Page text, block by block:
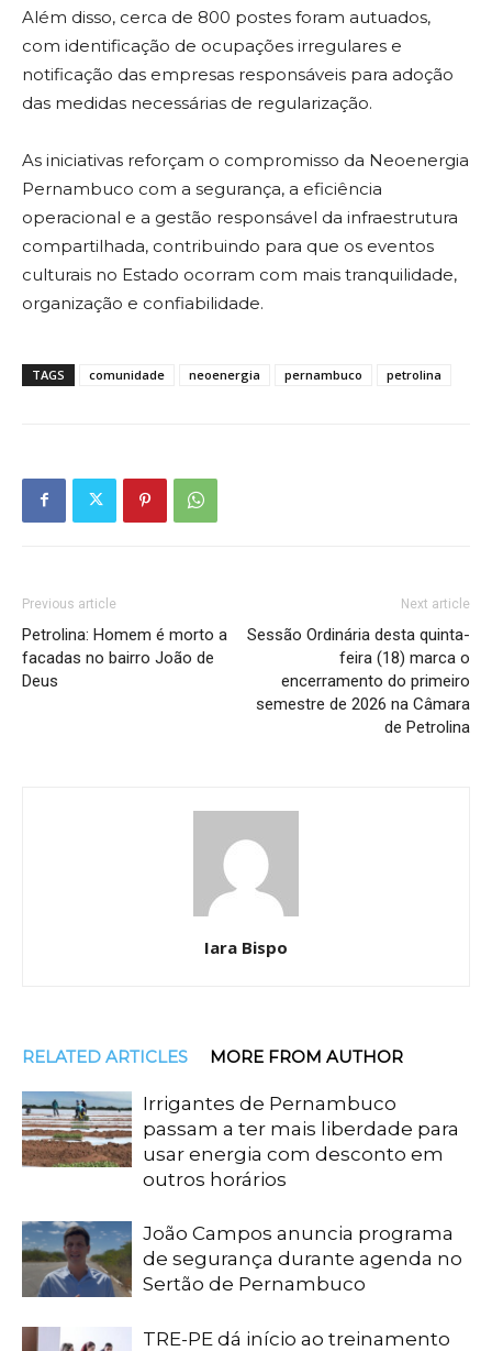
Além disso, cerca de 800 postes foram autuados,
com identificação de ocupações irregulares e
notificação das empresas responsáveis para adoção
das medidas necessárias de regularização.
As iniciativas reforçam o compromisso da Neoenergia
Pernambuco com a segurança, a eficiência
operacional e a gestão responsável da infraestrutura
compartilhada, contribuindo para que os eventos
culturais no Estado ocorram com mais tranquilidade,
organização e confiabilidade.
TAGS comunidade neoenergia pernambuco petrolina
Previous article
Petrolina: Homem é morto a
facadas no bairro João de
Deus
Next article
Sessão Ordinária desta quinta-
feira (18) marca o
encerramento do primeiro
semestre de 2026 na Câmara
de Petrolina
Iara Bispo
RELATED ARTICLES MORE FROM AUTHOR
Irrigantes de Pernambuco
passam a ter mais liberdade para
usar energia com desconto em
outros horários
João Campos anuncia programa
de segurança durante agenda no
Sertão de Pernambuco
TRE-PE dá início ao treinamento